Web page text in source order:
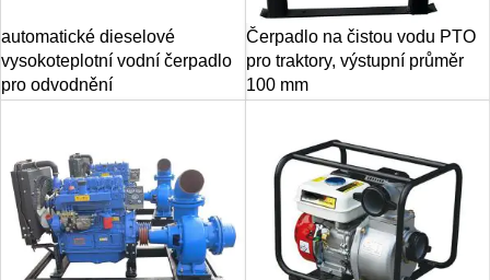
automatické dieselové
vysokoteplotní vodní čerpadlo
pro odvodnění
Čerpadlo na čistou vodu PTO
pro traktory, výstupní průměr
100 mm